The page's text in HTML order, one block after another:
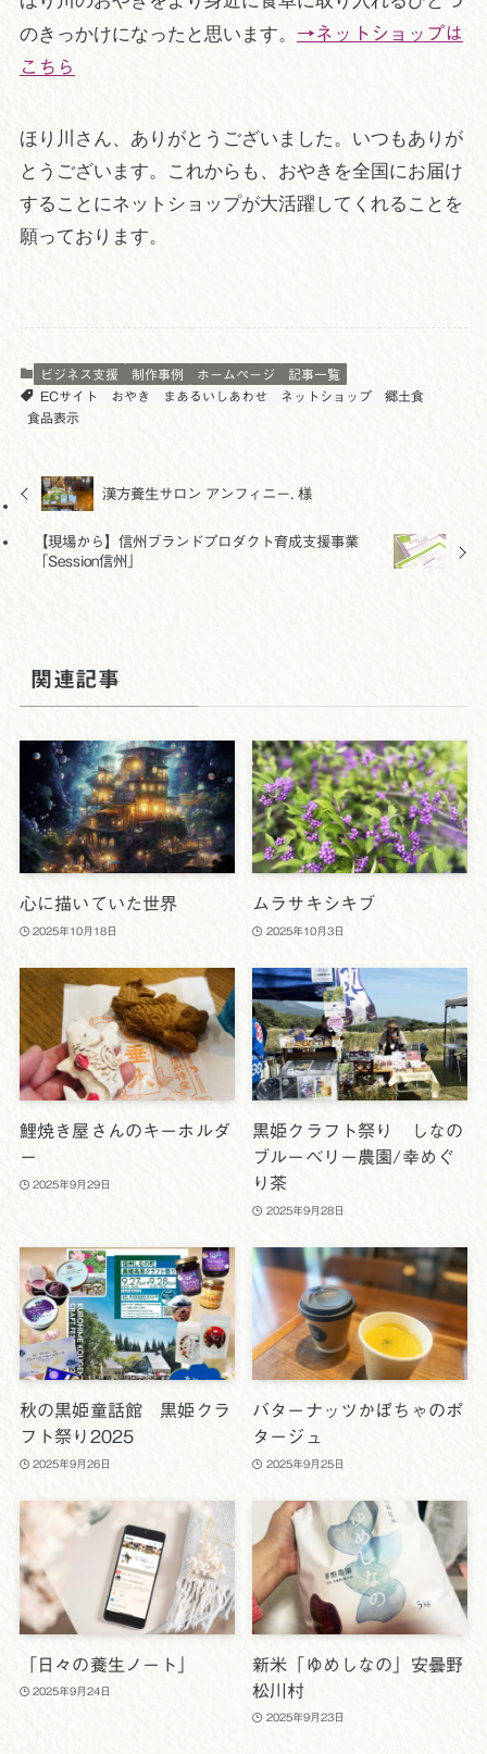
のきっかけになったと思います。
→ネットショップは
こちら
ほり川さん、ありがとうございました。いつもありが
とうございます。これからも、おやきを全国にお届け
することにネットショップが大活躍してくれることを
願っております。
ビジネス支援 制作事例 ホームページ
記事一覧
ECサイト
おやき まあるいしあわせ ネットショップ
郷土食
食品表示
漢方養生サロン アンフィニー. 様
【現場から】信州ブランドプロダクト育成支援事業
「Session信州」
関連記事
心に描いていた世界
2025年10月18日
ムラサキシキブ
2025年10月3日
鯉焼き屋さんのキーホルダ
ー
2025年9月29日
黒姫クラフト祭り しなの
ブルーベリー農園/幸めぐ
り茶
2025年9月28日
秋の黒姫童話館 黒姫クラ
フト祭り2025
2025年9月26日
バターナッツかぼちゃのポ
タージュ
2025年9月25日
「日々の養生ノート」
2025年9月24日
新米「ゆめしなの」安曇野
松川村
2025年9月23日